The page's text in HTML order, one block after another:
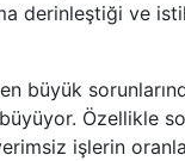
derinleştiği ve
en büyük
Özellikle
işlerin